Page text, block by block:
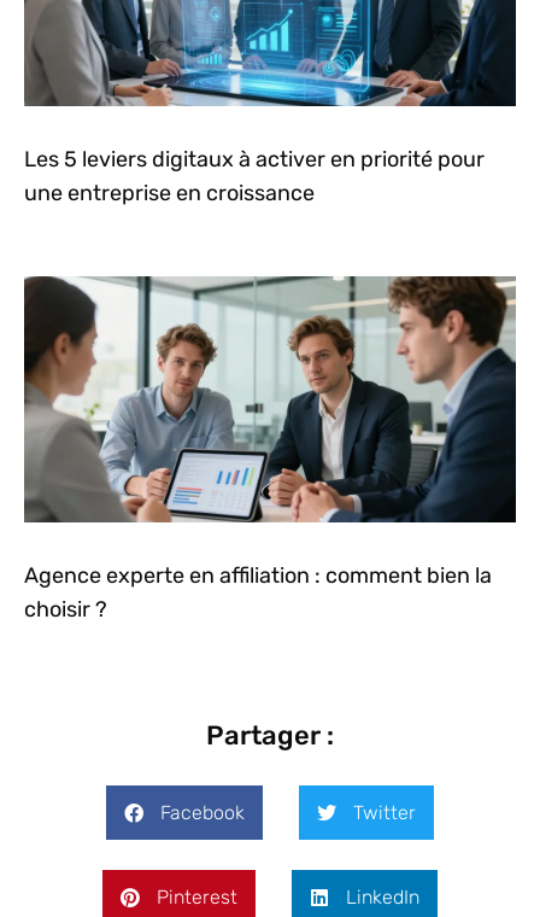
Les 5 leviers digitaux à activer en priorité pour
une entreprise en croissance
Agence experte en affiliation : comment bien la
choisir ?
Partager :
Facebook Twitter
Pinterest LinkedIn